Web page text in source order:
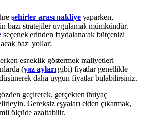
şehirler arası nakliye yaparken,
bazı stratejiler uygulamak mümkündür.
seçeneklerinden faydalanarak bütçenizi
bazı yollar:
esneklik göstermek maliyetleri
(yaz ayları gibi) fiyatlar genellikle
daha uygun fiyatlar bulabilirsiniz.
gözden geçirerek, gerçekten ihtiyaç
Gereksiz eşyaları elden çıkarmak,
ölçüde azaltabilir.